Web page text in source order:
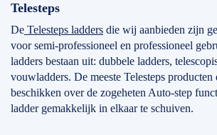
Telesteps
De Telesteps ladders die wij aanbieden zijn
voor semi-professioneel en professioneel
ladders bestaan uit: dubbele ladders,
vouwladders. De meeste Telesteps
beschikken over de zogeheten Auto-step
ladder gemakkelijk in elkaar te